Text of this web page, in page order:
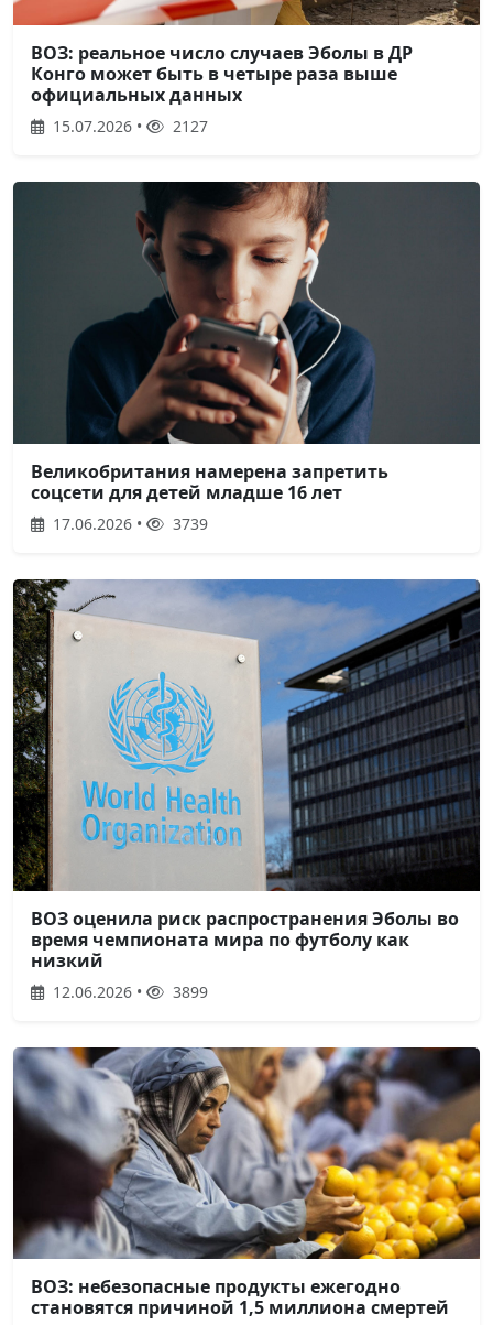
ВОЗ: реальное число случаев Эболы в ДР
Конго может быть в четыре раза выше
официальных данных
15.07.2026 • 2127
Великобритания намерена запретить
соцсети для детей младше 16 лет
17.06.2026 • 3739
ВОЗ оценила риск распространения Эболы во
время чемпионата мира по футболу как
низкий
12.06.2026 • 3899
ВОЗ: небезопасные продукты ежегодно
становятся причиной 1,5 миллиона смертей